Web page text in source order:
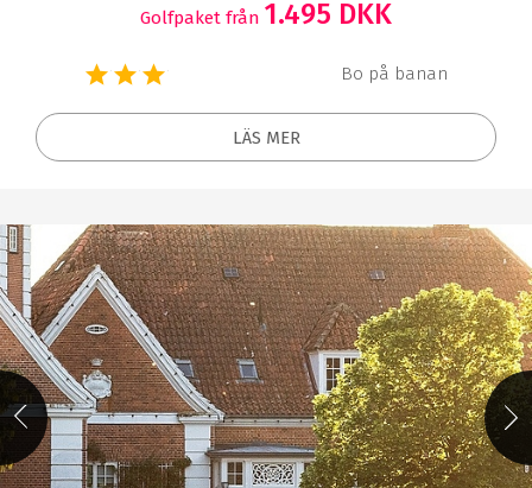
Golfpaket från 1.495 DKK
Bo på banan
LÄS MER